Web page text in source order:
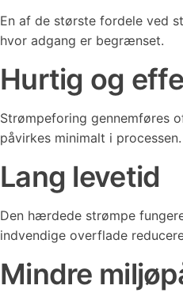
En af de største fordele ved
hvor adgang er begrænset.
Hurtig og
Strømpeforing gennemføres
påvirkes minimalt i processen.
Lang levetid
Den hærdede strømpe
indvendige overflade
Mindre